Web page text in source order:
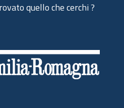
quello che cerchi ?